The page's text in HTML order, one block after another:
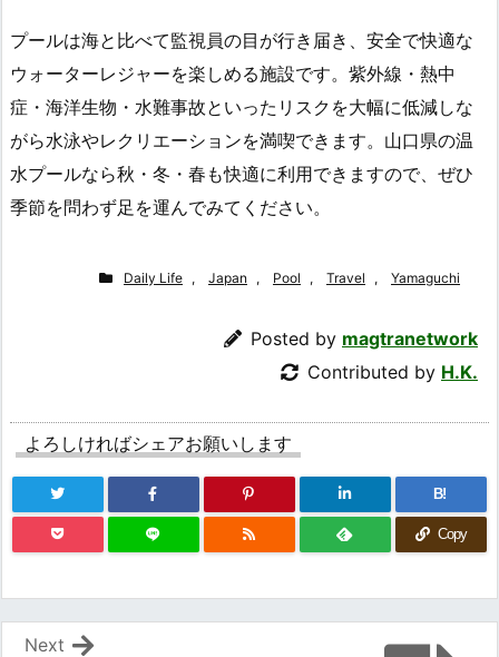
プールは海と比べて監視員の目が行き届き、安全で快適な
ウォーターレジャーを楽しめる施設です。紫外線・熱中
症・海洋生物・水難事故といったリスクを大幅に低減しな
がら水泳やレクリエーションを満喫できます。山口県の温
水プールなら秋・冬・春も快適に利用できますので、ぜひ
季節を問わず足を運んでみてください。
Daily Life , Japan , Pool , Travel , Yamaguchi
Posted by magtranetwork
Contributed by H.K.
よろしければシェアお願いします
B!
Copy
Next